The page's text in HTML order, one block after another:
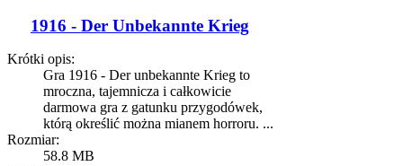
1916 - Der Unbekannte Krieg
Krótki opis:
Gra 1916 - Der unbekannte Krieg to
mroczna, tajemnicza i całkowicie
darmowa gra z gatunku przygodówek,
którą określić można mianem horroru. ...
Rozmiar:
58.8 MB